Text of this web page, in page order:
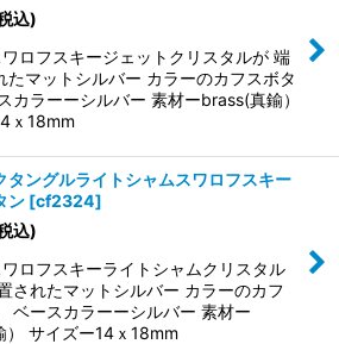
込)
ロフスキージェットクリスタルが 端
たマットシルバー カラーのカフスボタ
カラーーシルバー 素材ーbrass(真鍮）
ｘ18mm
タングルライトシャムスワロフスキー
ン [cf2324]
込)
ロフスキーライトシャムクリスタル
されたマットシルバー カラーのカフ
ベースカラーーシルバー 素材ー
） サイズー14ｘ18mm